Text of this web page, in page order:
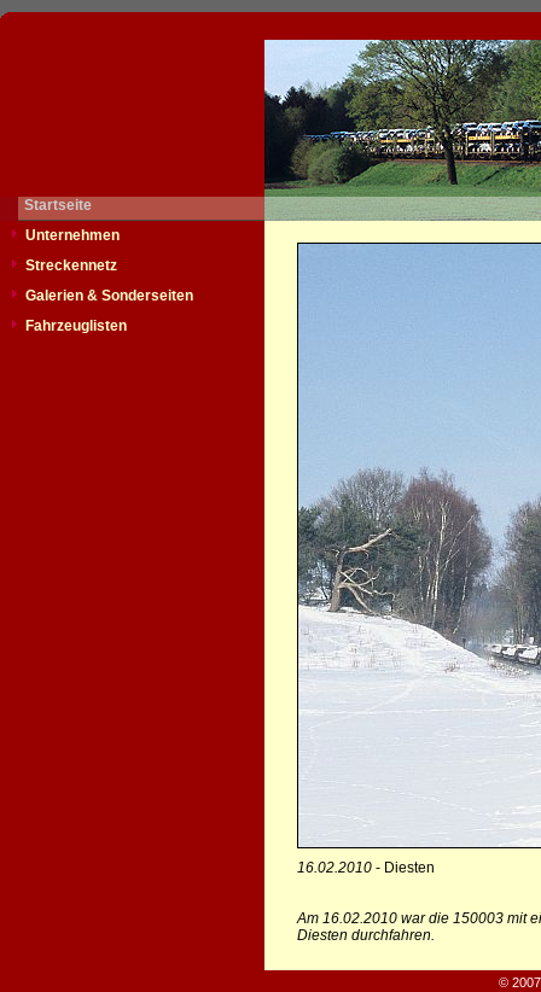
Startseite
Unternehmen
Streckennetz
Galerien & Sonderseiten
Fahrzeuglisten
16.02.2010- Diesten
Am 16.02.2010 war die 150003 mit
Diesten durchfahren.
©